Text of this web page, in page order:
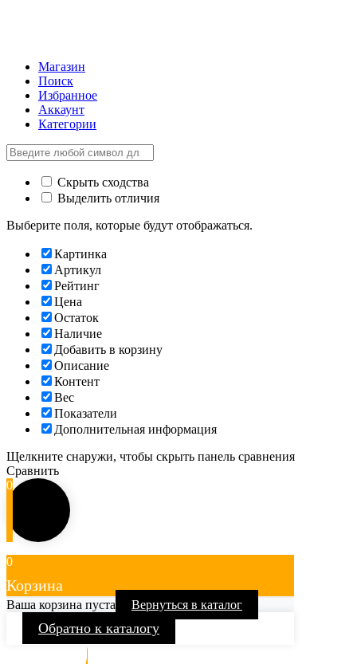
Магазин
Поиск
Избранное
Аккаунт
Категории
Скрыть сходства
Выделить отличия
Выберите поля, которые будут отображаться.
Картинка
Артикул
Рейтинг
Цена
Остаток
Наличие
Добавить в корзину
Описание
Контент
Вес
Показатели
Дополнительная информация
Щелкните снаружи, чтобы скрыть панель сравнения
Сравнить
0
0
Корзина
Ваша корзина пуста Вернуться в каталог
Обратно к каталогу